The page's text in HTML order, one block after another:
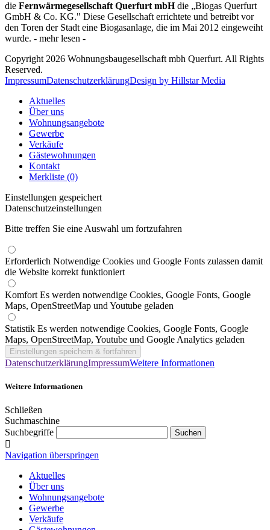
die Fernwärmegesellschaft Querfurt mbHdie „Biogas Querfurt
GmbH & Co. KG." Diese Gesellschaft errichtete und betreibt vor
den Toren der Stadt eine Biogasanlage, die im Mai 2012 eingeweiht
wurde. - mehr lesen -
Copyright 2026 Wohnungsbaugesellschaft mbh Querfurt. All Rights
Reserved.
ImpressumDatenschutzerklärungDesign by Hillstar Media
Aktuelles
Über uns
Wohnungsangebote
Gewerbe
Verkäufe
Gästewohnungen
Kontakt
Merkliste (0)
Einstellungen gespeichert
Datenschutzeinstellungen
Bitte treffen Sie eine Auswahl um fortzufahren
Erforderlich Notwendige Cookies und Google Fonts zulassen damit
die Website korrekt funktioniert
Komfort Es werden notwendige Cookies, Google Fonts, Google
Maps, OpenStreetMap und Youtube geladen
Statistik Es werden notwendige Cookies, Google Fonts, Google
Maps, OpenStreetMap, Youtube und Google Analytics geladen
DatenschutzerklärungImpressumWeitere Informationen
Weitere Informationen
Schließen
Suchmaschine
Suchbegriffe
Navigation überspringen
Aktuelles
Über uns
Wohnungsangebote
Gewerbe
Verkäufe